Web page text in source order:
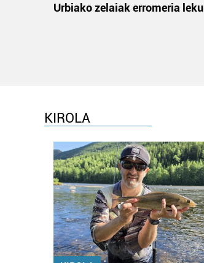
Urbiako zelaiak erromeria leku
KIROLA